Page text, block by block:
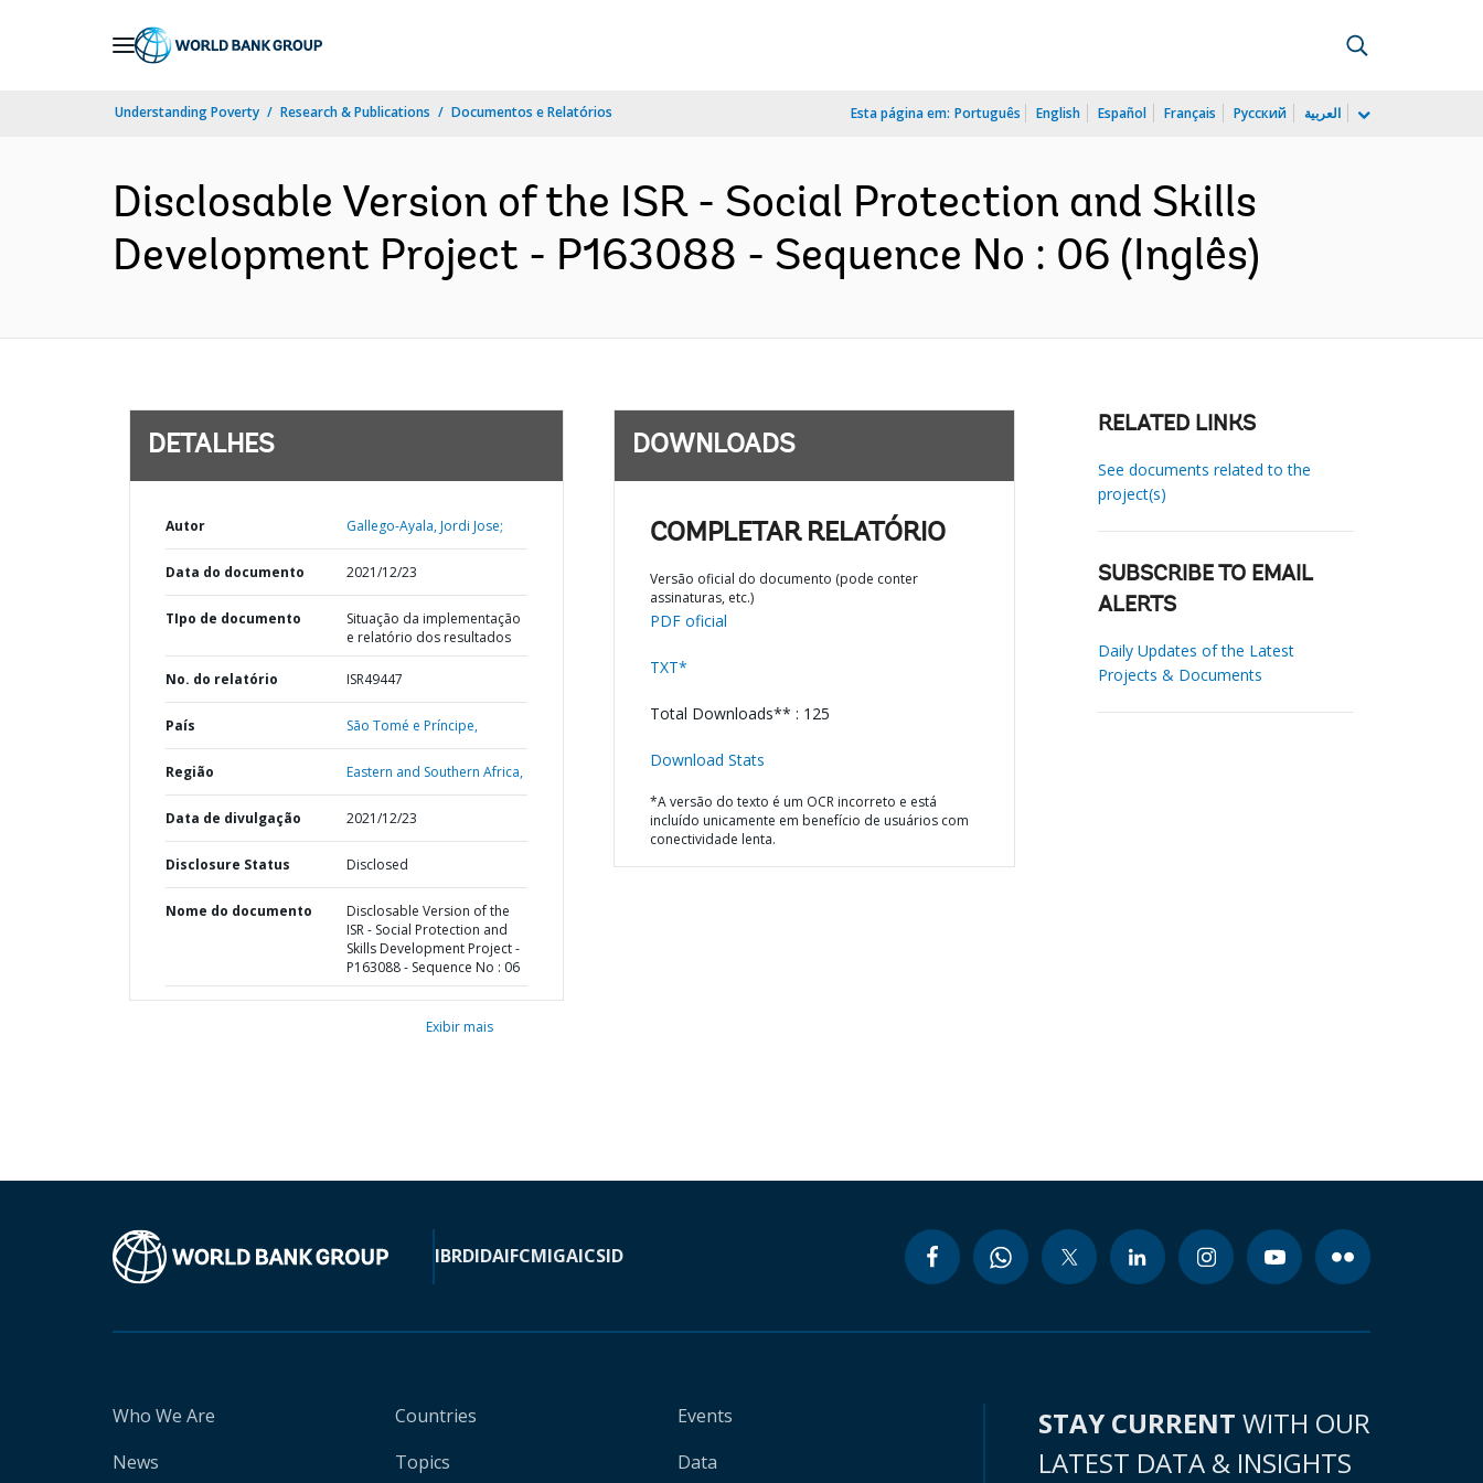
Understanding Poverty Research & Publications Documentos e Relatórios Esta página em: Português English Español Français Русский العربية
Disclosable Version of the ISR - Social Protection and Skills
Development Project - P163088 - Sequence No : 06 (Inglês)
DETALHES
Autor Gallego-Ayala, Jordi Jose;
Data do documento 2021/12/23
TIpo de documento
Situação da implementação
e relatório dos resultados
No. do relatório ISR49447
País São Tomé e Príncipe,
Região Eastern and Southern Africa,
Data de divulgação 2021/12/23
Disclosure Status Disclosed
Nome do documento
Disclosable Version of the
ISR - Social Protection and
Skills Development Project -
P163088 - Sequence No : 06
Exibir mais
DOWNLOADS
COMPLETAR RELATÓRIO
Versão oficial do documento (pode conter
assinaturas, etc.)
PDF oficial
TXT*
Total Downloads** : 125
Download Stats
*A versão do texto é um OCR incorreto e está
incluído unicamente em benefício de usuários com
conectividade lenta.
RELATED LINKS
See documents related to the
project(s)
SUBSCRIBE TO EMAIL
ALERTS
Daily Updates of the Latest
Projects & Documents
IBRDIDAIFCMIGAICSID
Who We Are
News
Countries
Topics
Events
Data
STAY CURRENT WITH OUR
LATEST DATA & INSIGHTS